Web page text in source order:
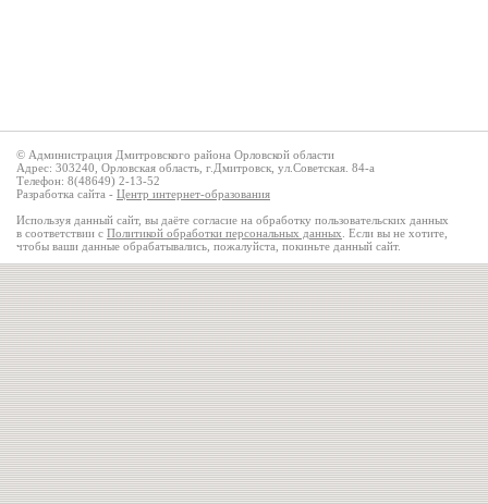
© Администрация Дмитровского района Орловской области
Адрес: 303240, Орловская область, г.Дмитровск, ул.Советская. 84-а
Телефон: 8(48649) 2-13-52
Разработка сайта - Центр интернет-образования
Используя данный сайт, вы даёте согласие на обработку пользовательских данных
в соответствии с Политикой обработки персональных данных . Если вы не хотите,
чтобы ваши данные обрабатывались, пожалуйста, покиньте данный сайт.